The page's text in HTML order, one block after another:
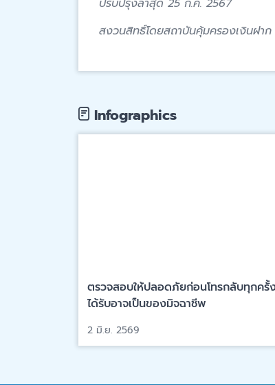
ปรับปรุงล่าสุด 25 ก.ค. 2567
สงวนสิทธิ์โดยสถาบันคุ้มครองเงินฝาก
Infographics
ตรวจสอบให้ปลอดภัยก่อนโทรกลับทุกครั้
ได้รับอาจเป็นของมิจฉาชีพ
2 มิ.ย. 2569